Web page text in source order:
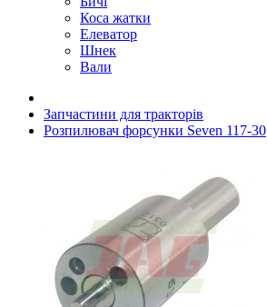
Коса жатки
Елеватор
Шнек
Вали
Запчастини для тракторів
Розпилювач форсунки Seven 117-30